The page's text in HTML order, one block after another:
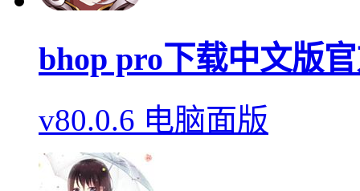
bhop pro下载中文版
v80.0.6 电脑面版